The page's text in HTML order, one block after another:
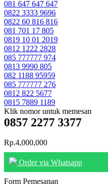
081 647 647 647
0822 3333 9696
0822 60 816 816
081 701 17 805
0819 10 01 2019
0812 1222 2828
085 777777 974
0813 9990 805
082 1188 95959
085 777777 276
0812 822 5677
0815 7889 1189
Klik nomor untuk memesan
0857 2277 3377
Rp.4,000,000
Order via Whatsapp
Form Pemesanan